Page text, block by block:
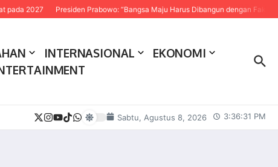
Presiden Prabowo: “Bangsa Maju Harus Dibangun dengan Fakta dan Sains”
INTERNASIONAL
EKONOMI
Sabtu, Agustus 8, 2026 3:36:32 PM